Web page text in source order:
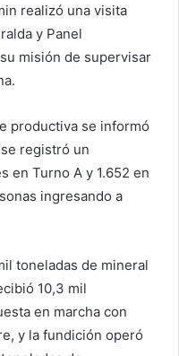
realizó una visita
y Panel
misión de supervisar
productiva se informó
registró un
en Turno A y 1.652 en
ingresando a
toneladas de mineral
10,3 mil
en marcha con
y la fundición operó